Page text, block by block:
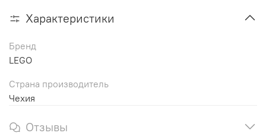
Характеристики
Бренд
LEGO
Страна производитель
Чехия
Отзывы